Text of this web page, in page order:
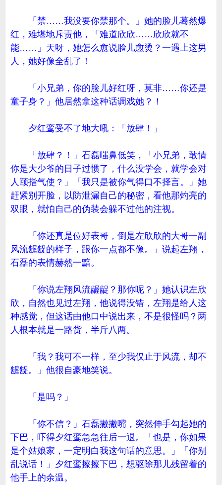
「禁……我没要你禁那个。」她的脸儿蓦然爆
红，难堪地斥责他，「难道欣欣……欣欣就不
能……」天呀，她怎么愈说脸儿愈烫？一遇上这男
人，她好像全乱了！
「小兄弟，你的脸儿好红呀，莫非……你还是
童子身？」他居然拿这种话调戏她？！
夕红鸾受不了地大吼：「放肆！」
「放肆？！」石磊嗤鼻低笑，「小兄弟，敢情
你是大少爷的日子过惯了，什么没学会，就学会对
人颐指气使？」「我只是被你气得口不择言。」她
赶紧别开脸，以防泄漏自己的秘密，看他那灼亮的
双眼，就怕自己的伪装会躲不过他的注视。
「你还真是位好表哥，倒是左欣欣的大哥一副
风流龌龊的样子，跟你一点都不像。」说起左翔，
石磊的表情赫然一黯。
「你说左翔风流龌龊？那你呢？」她认识左欣
欣，自然也见过左翔，他说得没错，左翔是给人这
种感觉，但这话由他口中说出来，不是很怪吗？两
人根本就是一路货，半斤八两。
「我？我可不一样，至少我仅止于风流，却不
龌龊。」他很自豪地笑说。
「是吗？」
「你不信？」石磊撇撇嘴，突然伸手勾起她的
下巴，吓得夕红鸾急急往后一退。「也是，你如果
是个姑娘家，一定明白我这句话的意思。」「你别
乱说话！」夕红鸾擦擦下巴，想驱除那儿残留着的
他手上的余温。